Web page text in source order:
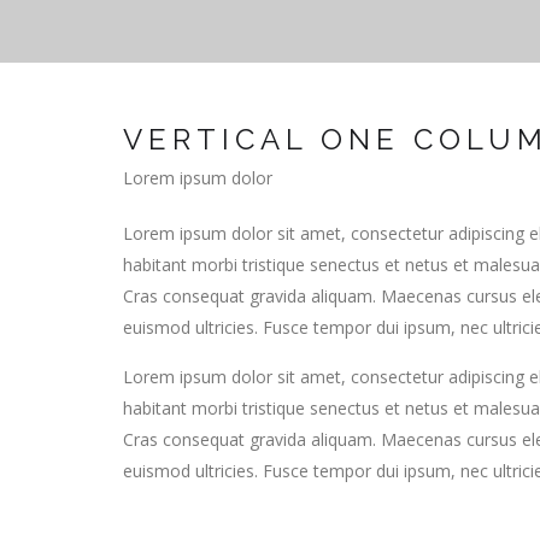
VERTICAL ONE
Lorem ipsum dolor
Lorem ipsum dolor sit amet, consectetur adipiscing
habitant morbi tristique senectus et netus et
Cras consequat gravida aliquam. Maecenas cursus
euismod ultricies. Fusce tempor dui ipsum, nec
Lorem ipsum dolor sit amet, consectetur adipiscing
habitant morbi tristique senectus et netus et
Cras consequat gravida aliquam. Maecenas cursus
euismod ultricies. Fusce tempor dui ipsum, nec